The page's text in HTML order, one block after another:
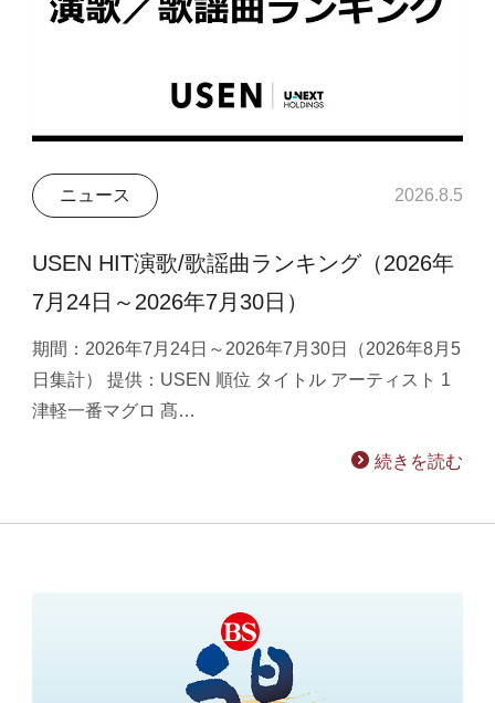
ニュース 2026.8.5
USEN HIT演歌/歌謡曲ランキング（2026年
7月24日～2026年7月30日）
期間：2026年7月24日～2026年7月30日（2026年8月5
日集計） 提供：USEN 順位 タイトル アーティスト 1
津軽一番マグロ 髙…
続きを読む